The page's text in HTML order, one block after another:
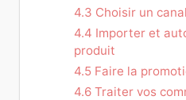
4.3 Choisir un
4.4 Importer et
produit
4.5 Faire la
4.6 Traiter vos